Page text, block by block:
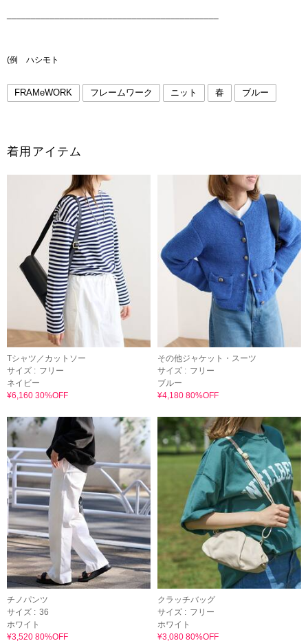
(例 ハシモト
FRAMeWORK フレームワーク ニット 春 ブルー
着用アイテム
Tシャツ／カットソー
サイズ : フリー
ネイビー
¥6,160 30%OFF
その他ジャケット・スーツ
サイズ : フリー
ブルー
¥4,180 80%OFF
チノパンツ
サイズ : 36
ホワイト
¥3,520 80%OFF
クラッチバッグ
サイズ : フリー
ホワイト
¥3,080 80%OFF